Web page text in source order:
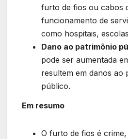
furto de fios ou cabos
funcionamento de
como hospitais,
Dano ao patrimônio
pode ser aumentada
resultem em danos ao
público.
Em resumo
O furto de fios é